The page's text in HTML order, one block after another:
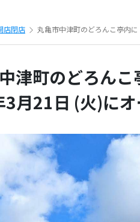
店閉店 丸亀市中津町のどろんこ亭内
津町のどろん
月21日 (火)にオ